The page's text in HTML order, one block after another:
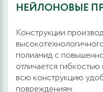
НЕЙЛОНОВЫЕ
Конструкции
полиамид с
отличается
всю конструкцию
повреждениям.